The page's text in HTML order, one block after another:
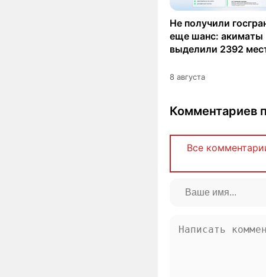
Не получили
еще шанс: акиматы
выделили 2392
8 августа
Комментариев
Все